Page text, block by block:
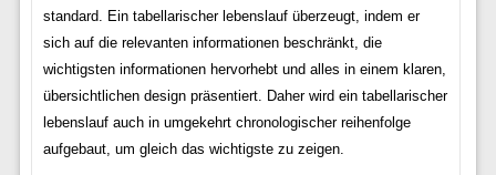
standard. Ein tabellarischer lebenslauf überzeugt, indem er
sich auf die relevanten informationen beschränkt, die
wichtigsten informationen hervorhebt und alles in einem klaren,
übersichtlichen design präsentiert. Daher wird ein tabellarischer
lebenslauf auch in umgekehrt chronologischer reihenfolge
aufgebaut, um gleich das wichtigste zu zeigen.